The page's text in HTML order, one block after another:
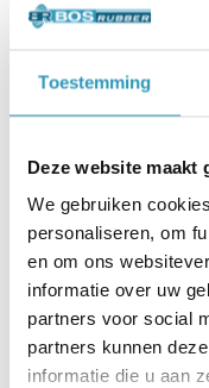
Toestemming
Deze website maakt
We gebruiken
personaliseren, om
en om ons
informatie over uw
partners voor social
partners kunnen
informatie die u aan
kiezen
juiste
De keuze tussen de
waar je gevestigd
ondernemen. Zit je
met buren,
Deze is speciaal
absorptie, terwijl de
hoog trainings-